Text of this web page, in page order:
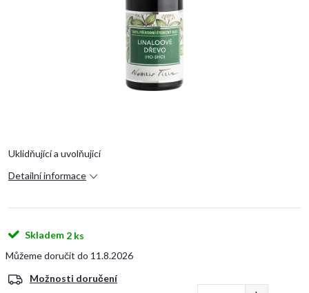
Uklidňující a uvolňující
Detailní informace
Skladem 2 ks
11.8.2026
Možnosti doručení